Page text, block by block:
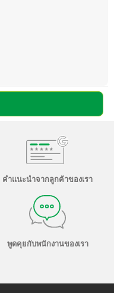
คำแนะนำจากลูกค้าของเรา
พูดคุยกับพนักงานของเรา